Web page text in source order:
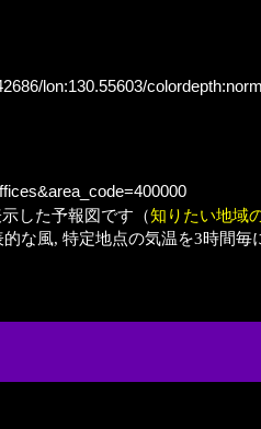
lon:130.55603/
した予報図です（知りたい地域
な風, 特定地点の気温を3時間